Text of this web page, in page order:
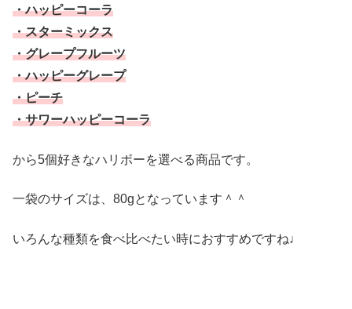
・ハッピーコーラ
・スターミックス
・グレープフルーツ
・ハッピーグレープ
・ピーチ
・サワーハッピーコーラ
から5個好きなハリボーを選べる商品です。
一袋のサイズは、80gとなっています＾＾
いろんな種類を食べ比べたい時におすすめですね♩